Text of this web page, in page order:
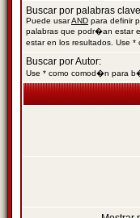
Buscar por palabras
Puede usarAND para definir
palabras que podr�an estar
estar en los resultados. Use
Buscar por Autor:
Use * como comod�n para